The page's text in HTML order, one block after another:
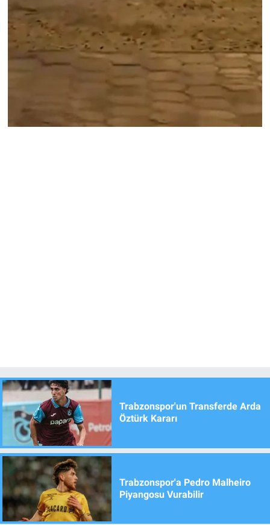
Trabzonspor'un Transferde Arda
Öztürk Kararı
Trabzonspor'a Pedro Malheiro
Piyangosu Vurabilir